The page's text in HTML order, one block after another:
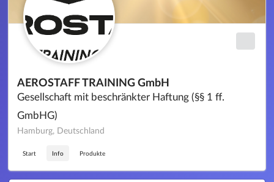
AEROSTAFF TRAINING GmbH
Gesellschaft mit beschränkter Haftung (§§ 1 ff.
GmbHG)
Hamburg, Deutschland
Start Info Produkte